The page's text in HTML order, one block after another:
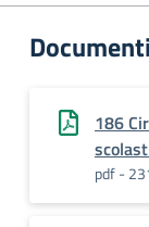
Documenti
186
pdf -